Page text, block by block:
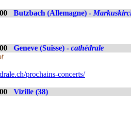
Butzbach (Allemagne) -
Geneve (Suisse) - cathédrale
prochains-concerts/
Vizille (38)